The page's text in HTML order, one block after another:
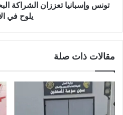
تونس وإسبانيا تعززان الشراكة
يلوح في
مقالات ذات صلة